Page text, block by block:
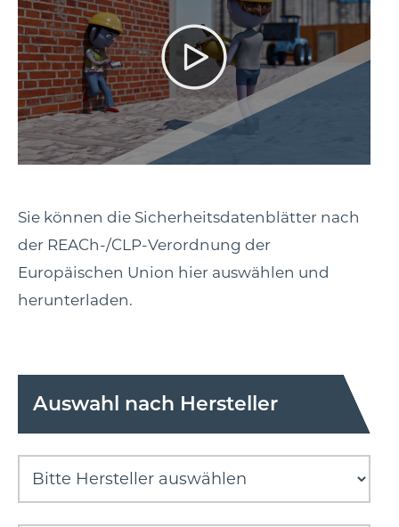
Sie können die Sicherheitsdatenblätter nach
der REACh-/CLP-Verordnung der
Europäischen Union hier auswählen und
herunterladen.
Auswahl nach Hersteller